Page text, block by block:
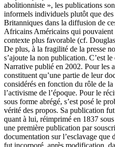
abolitionniste », les publications
informels individuels plutôt que
Britanniques dans la diffusion de
Africains Américains qui pouvaient
contexte plus favorable (cf.
De plus, à la fragilité de la presse
s’ajoute la non publication. C’est
Narrative publié en 2002. Pour les
constituent qu’une partie de leur
considérés en fonction du rôle de
l’activisme de l’époque. Pour le
sous forme abrégé, s’est posé le
vérité des propos. Sa publication
quant à lui, réimprimé en 1837
une première publication par
documentation sur l’esclavage